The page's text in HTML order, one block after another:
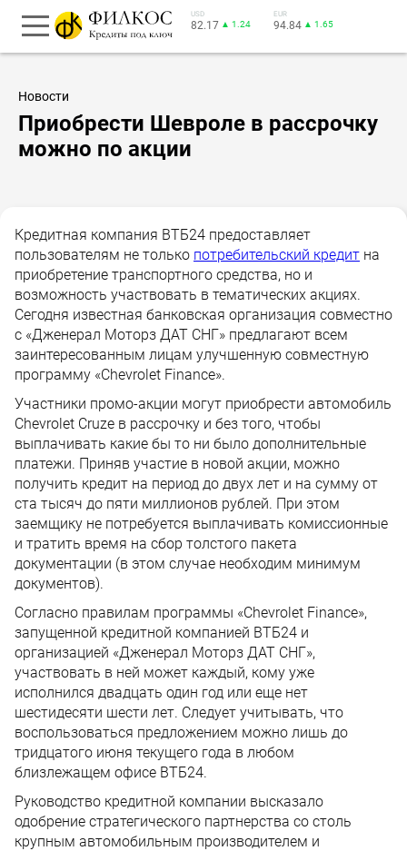
USD
82.17 ▲ 1.24
EUR
94.84 ▲ 1.65
Новости
Приобрести Шевроле в рассрочку
можно по акции
Кредитная компания ВТБ24 предоставляет
пользователям не только потребительский кредит на
приобретение транспортного средства, но и
возможность участвовать в тематических акциях.
Сегодня известная банковская организация совместно
с «Дженерал Моторз ДАТ СНГ» предлагают всем
заинтересованным лицам улучшенную совместную
программу «Chevrolet Finance».
Участники промо-акции могут приобрести автомобиль
Chevrolet Cruze в рассрочку и без того, чтобы
выплачивать какие бы то ни было дополнительные
платежи. Приняв участие в новой акции, можно
получить кредит на период до двух лет и на сумму от
ста тысяч до пяти миллионов рублей. При этом
заемщику не потребуется выплачивать комиссионные
и тратить время на сбор толстого пакета
документации (в этом случае необходим минимум
документов).
Согласно правилам программы «Chevrolet Finance»,
запущенной кредитной компанией ВТБ24 и
организацией «Дженерал Моторз ДАТ СНГ»,
участвовать в ней может каждый, кому уже
исполнился двадцать один год или еще нет
шестидесяти шести лет. Следует учитывать, что
воспользоваться предложением можно лишь до
тридцатого июня текущего года в любом
близлежащем офисе ВТБ24.
Руководство кредитной компании высказало
одобрение стратегического партнерства со столь
крупным автомобильным производителем и